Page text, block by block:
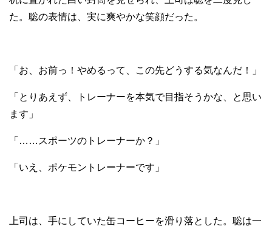
た。聡の表情は、実に爽やかな笑顔だった。
「お、お前っ！やめるって、この先どうする気なんだ！」
「とりあえず、トレーナーを本気で目指そうかな、と思い
ます」
「……スポーツのトレーナーか？」
「いえ、ポケモントレーナーです」
上司は、手にしていた缶コーヒーを滑り落とした。聡は一